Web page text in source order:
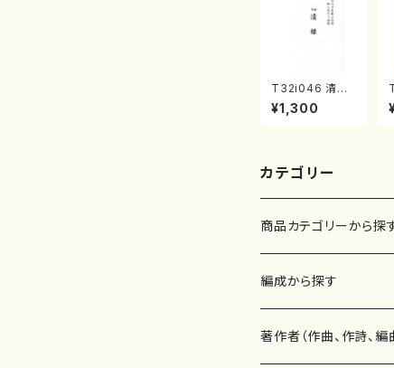
T32i046 清姫
（尺八/金森高山/
楽譜）都山流公
¥1,300
カテゴリー
商品カテゴリーから探
楽譜
書籍
編成から探す
邦楽器
著作者（作曲、作詩、編